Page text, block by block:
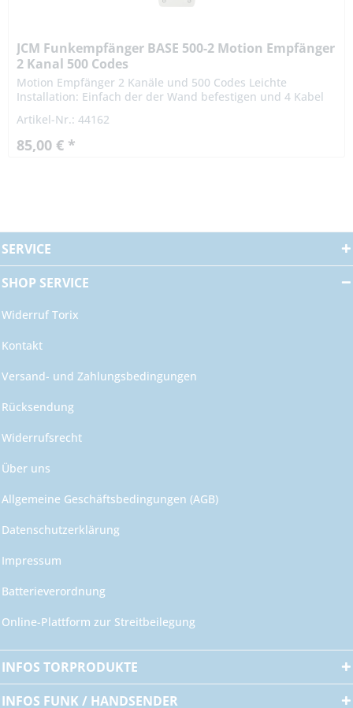
JCM Funkempfänger BASE 500-2 Motion Empfänger
2 Kanal 500 Codes
Motion Empfänger 2 Kanäle und 500 Codes Leichte
Installation: Einfach der der Wand befestigen und 4 Kabel
Freien Mit 2...
Artikel-Nr.: 44162
85,00 € *
SERVICE
SHOP SERVICE
Widerruf Torix
Kontakt
Versand- und Zahlungsbedingungen
Rücksendung
Widerrufsrecht
Über uns
Allgemeine Geschäftsbedingungen (AGB)
Datenschutzerklärung
Impressum
Batterieverordnung
Online-Plattform zur Streitbeilegung
INFOS TORPRODUKTE
INFOS FUNK / HANDSENDER